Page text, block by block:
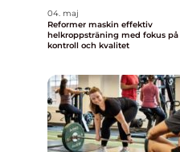
04. maj
Reformer maskin effektiv
helkroppsträning med fokus på
kontroll och kvalitet